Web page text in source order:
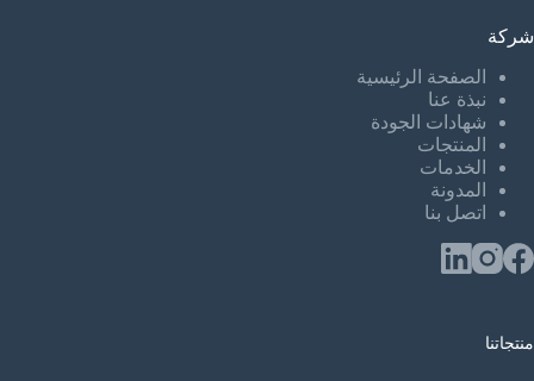
شركة
الصفحة الرئيسية
نبذة عنا
شهادات الجودة
المنتجات
الخدمات
المدونة
اتصل بنا
منتجاتنا